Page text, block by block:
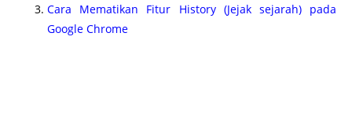
Cara Mematikan Fitur History (Jejak sejarah) pada
Google Chrome